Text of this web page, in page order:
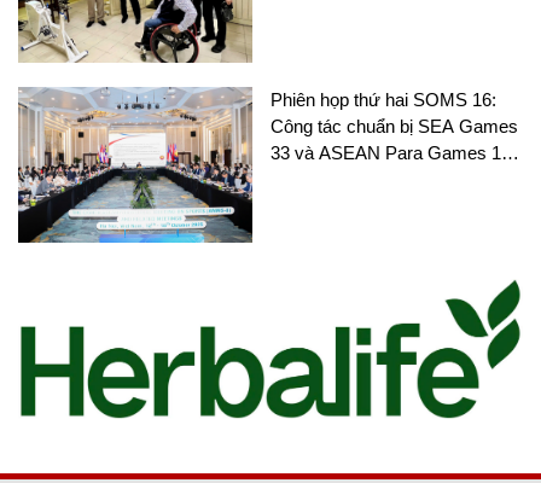
Phiên họp thứ hai SOMS 16:
Công tác chuẩn bị SEA Games
33 và ASEAN Para Games 13